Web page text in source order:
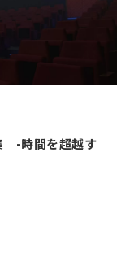
-時間を超越す